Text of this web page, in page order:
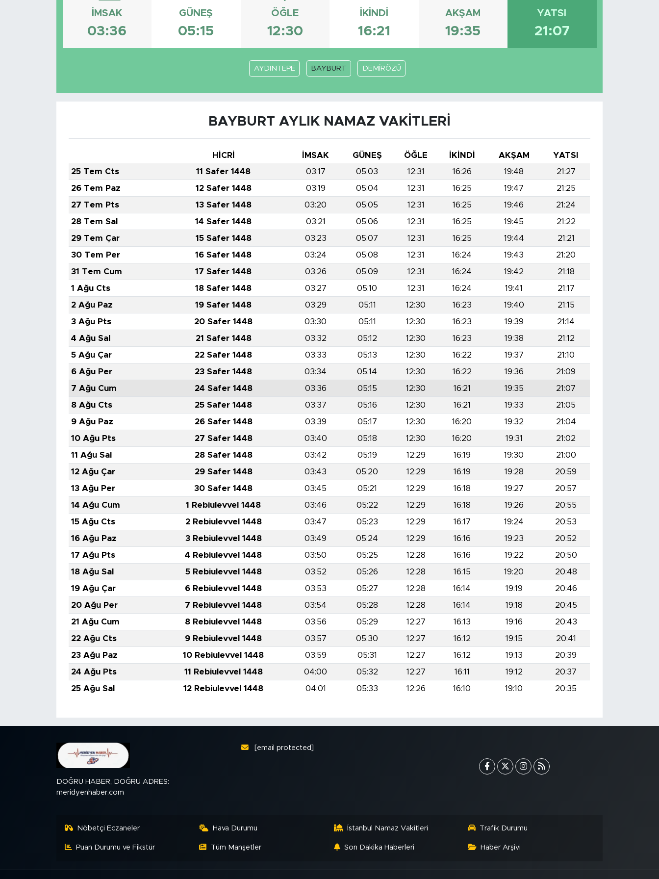
İMSAK
03:36
GÜNEŞ
05:15
ÖĞLE
12:30
İKINDI
16:21
AKŞAM
19:35
YATSI
21:07
AYDINTEPE BAYBURT DEMİRÖZÜ
BAYBURT AYLIK NAMAZ VAKITLERI
HİCRİ İMSAK GÜNEŞ ÖĞLE İKINDI AKŞAM
YATSI
25 Tem Cts
11 Safer 1448 03:17 05:03 12:31 16:26 19:48
21:27
26 Tem Paz
12 Safer 1448 03:19 05:04 12:31 16:25 19:47
21:25
27 Tem Pts
13 Safer 1448 03:20 05:05 12:31 16:25 19:46
21:24
28 Tem Sal
14 Safer 1448 03:21 05:06 12:31 16:25 19:45
21:22
29 Tem Çar
15 Safer 1448 03:23 05:07 12:31 16:25 19:44
21:21
30 Tem Per
16 Safer 1448 03:24 05:08 12:31 16:24 19:43
21:20
31 Tem Cum
17 Safer 1448 03:26 05:09 12:31 16:24 19:42
21:18
1 Ağu Cts
18 Safer 1448 03:27 05:10 12:31 16:24 19:41
21:17
2 Ağu Paz
19 Safer 1448 03:29 05:11 12:30 16:23 19:40
21:15
3 Ağu Pts
20 Safer 1448 03:30 05:11 12:30 16:23 19:39
21:14
4 Ağu Sal
21 Safer 1448 03:32 05:12 12:30 16:23 19:38
21:12
5 Ağu Çar
22 Safer 1448 03:33 05:13 12:30 16:22 19:37
21:10
6 Ağu Per
23 Safer 1448 03:34 05:14 12:30 16:22 19:36
21:09
7 Ağu Cum
24 Safer 1448 03:36 05:15 12:30 16:21 19:35
21:07
8 Ağu Cts
25 Safer 1448 03:37 05:16 12:30 16:21 19:33
21:05
9 Ağu Paz
26 Safer 1448 03:39 05:17 12:30 16:20 19:32
21:04
10 Ağu Pts
27 Safer 1448 03:40 05:18 12:30 16:20 19:31
21:02
11 Ağu Sal
28 Safer 1448 03:42 05:19 12:29 16:19 19:30
21:00
12 Ağu Çar
29 Safer 1448 03:43 05:20 12:29 16:19 19:28
20:59
13 Ağu Per
30 Safer 1448 03:45 05:21 12:29 16:18 19:27
20:57
14 Ağu Cum
1 Rebiulevvel 1448 03:46 05:22 12:29 16:18 19:26
20:55
15 Ağu Cts
2 Rebiulevvel 1448 03:47 05:23 12:29 16:17 19:24
20:53
16 Ağu Paz
3 Rebiulevvel 1448 03:49 05:24 12:29 16:16 19:23
20:52
17 Ağu Pts
4 Rebiulevvel 1448 03:50 05:25 12:28 16:16 19:22
20:50
18 Ağu Sal
5 Rebiulevvel 1448 03:52 05:26 12:28 16:15 19:20
20:48
19 Ağu Çar
6 Rebiulevvel 1448 03:53 05:27 12:28 16:14 19:19
20:46
20 Ağu Per
7 Rebiulevvel 1448 03:54 05:28 12:28 16:14 19:18
20:45
21 Ağu Cum
8 Rebiulevvel 1448 03:56 05:29 12:27 16:13 19:16
20:43
22 Ağu Cts
9 Rebiulevvel 1448 03:57 05:30 12:27 16:12 19:15
20:41
23 Ağu Paz
10 Rebiulevvel 1448 03:59 05:31 12:27 16:12 19:13
20:39
24 Ağu Pts
11 Rebiulevvel 1448 04:00 05:32 12:27 16:11 19:12
20:37
25 Ağu Sal
12 Rebiulevvel 1448 04:01 05:33 12:26 16:10 19:10 20:35
DOĞRU HABER, DOĞRU ADRES:
meridyenhaber.com
[email protected]
Nöbetçi Eczaneler Hava Durumu İstanbul Namaz Vakitleri Trafik Durumu
Puan Durumu ve Fikstür Tüm Manşetler Son Dakika Haberleri Haber Arşivi
BİLİM-TEKNOLOJİ
NOSTALJİ
KÜLTÜR SANAT
TARİHTEN GÜNÜMÜZE
MEDYA KÖŞESİ
FOTO GALERİ
VİDEOLAR
ALINTI YAZARLAR
SOSYAL MEDYA